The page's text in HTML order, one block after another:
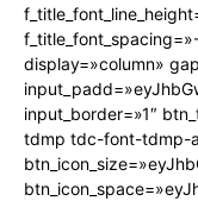
display=»column»
input_border=»1″
tdmp tdc-font-tdmp-